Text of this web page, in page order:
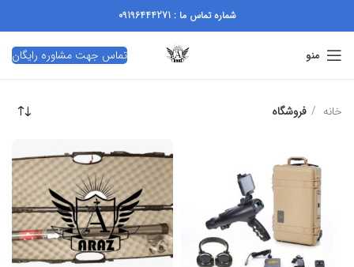
شماره تماس ما : 09196444271
منو تماس جهت مشاوره رایگان
خانه فروشگاه